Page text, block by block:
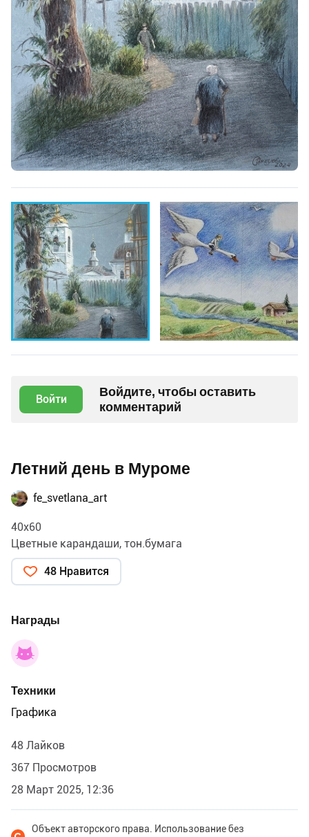
Войти
Войдите, чтобы оставить
комментарий
Летний день в Муроме
fe_svetlana_art
40х60
Цветные карандаши, тон.бумага
48 Нравится
Награды
Техники
Графика
48 Лайков
367 Просмотров
28 Март 2025, 12:36
Объект авторского права. Использование без